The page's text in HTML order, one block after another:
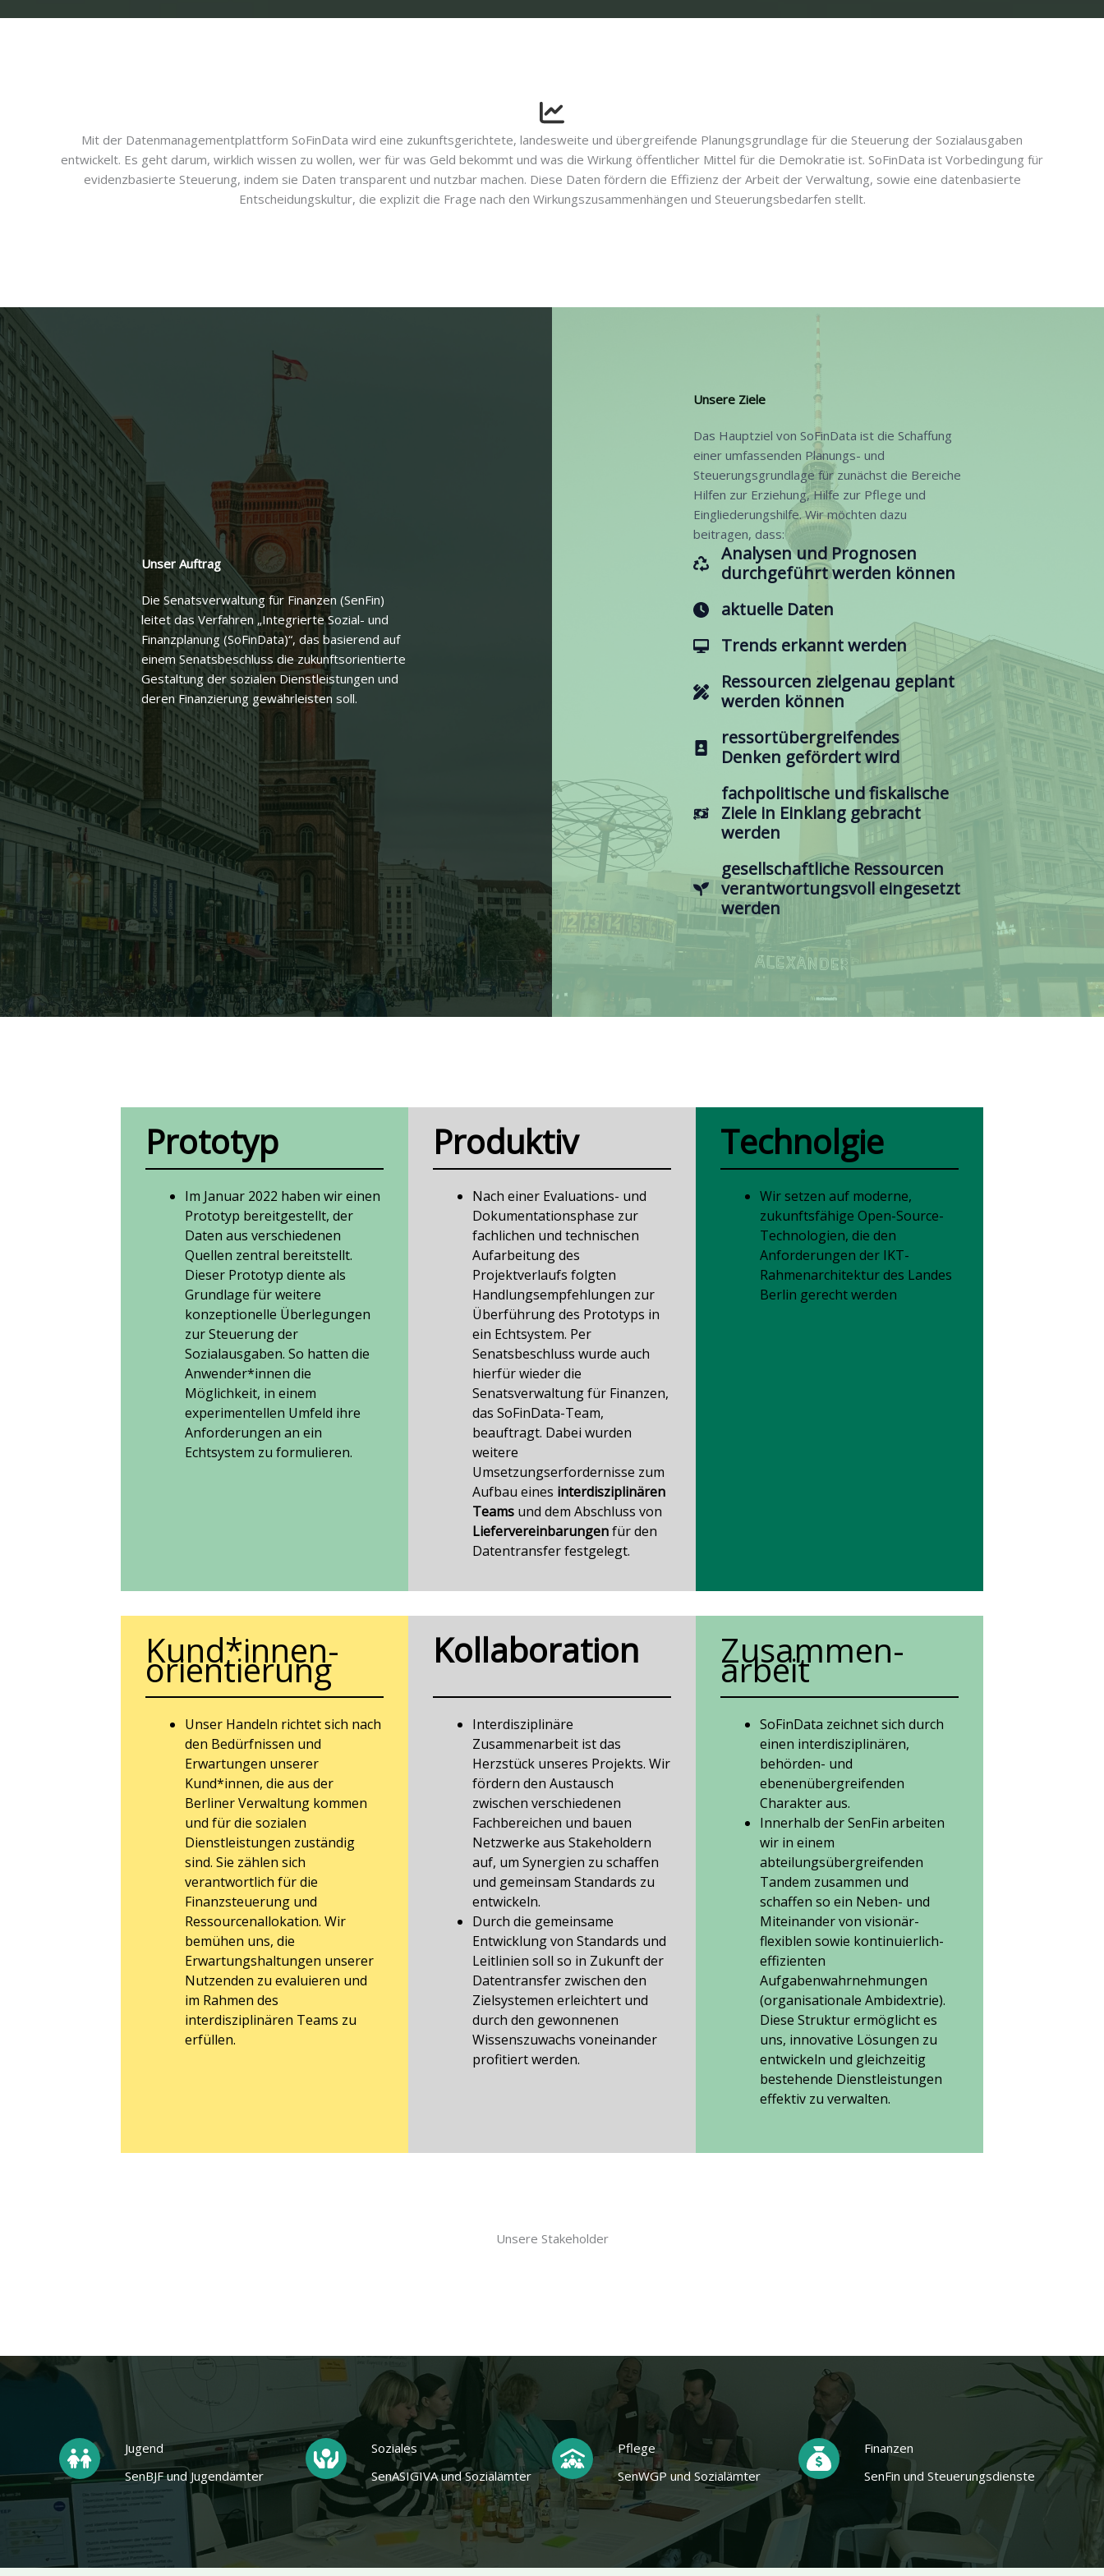
Mit der Datenmanagementplattform SoFinData wird eine zukunftsgerichtete, landesweite und übergreifende Planungsgrundlage für die Steuerung der Sozialausgaben
entwickelt. Es geht darum, wirklich wissen zu wollen, wer für was Geld bekommt und was die Wirkung öffentlicher Mittel für die Demokratie ist. SoFinData ist Vorbedingung für
evidenzbasierte Steuerung, indem sie Daten transparent und nutzbar machen. Diese Daten fördern die Effizienz der Arbeit der Verwaltung, sowie eine datenbasierte
Entscheidungskultur, die explizit die Frage nach den Wirkungszusammenhängen und Steuerungsbedarfen stellt.
Unser Auftrag
Die Senatsverwaltung für Finanzen (SenFin)
leitet das Verfahren „Integrierte Sozial- und
Finanzplanung (SoFinData)“, das basierend auf
einem Senatsbeschluss die zukunftsorientierte
Gestaltung der sozialen Dienstleistungen und
deren Finanzierung gewährleisten soll.
Unsere Ziele
Das Hauptziel von SoFinData ist die Schaffung
einer umfassenden Planungs- und
Steuerungsgrundlage für zunächst die Bereiche
Hilfen zur Erziehung, Hilfe zur Pflege und
Eingliederungshilfe. Wir möchten dazu
beitragen, dass:
Analysen und Prognosen
durchgeführt werden können
aktuelle Daten
Trends erkannt werden
Ressourcen zielgenau geplant
werden können
ressortübergreifendes
Denken gefördert wird
fachpolitische und fiskalische
Ziele in Einklang gebracht
werden
gesellschaftliche Ressourcen
verantwortungsvoll eingesetzt
werden
Prototyp
Im Januar 2022 haben wir einen
Prototyp bereitgestellt, der
Daten aus verschiedenen
Quellen zentral bereitstellt.
Dieser Prototyp diente als
Grundlage für weitere
konzeptionelle Überlegungen
zur Steuerung der
Sozialausgaben. So hatten die
Anwender*innen die
Möglichkeit, in einem
experimentellen Umfeld ihre
Anforderungen an ein
Echtsystem zu formulieren.
Produktiv
Nach einer Evaluations- und
Dokumentationsphase zur
fachlichen und technischen
Aufarbeitung des
Projektverlaufs folgten
Handlungsempfehlungen zur
Überführung des Prototyps in
ein Echtsystem. Per
Senatsbeschluss wurde auch
hierfür wieder die
Senatsverwaltung für Finanzen,
das SoFinData-Team,
beauftragt. Dabei wurden
weitere
Umsetzungserfordernisse zum
Aufbau eines interdisziplinären
Teams und dem Abschluss von
Liefervereinbarungenfür den
Datentransfer festgelegt.
Technolgie
Wir setzen auf moderne,
zukunftsfähige Open-Source-
Technologien, die den
Anforderungen der IKT-
Rahmenarchitektur des Landes
Berlin gerecht werden
Kund*innen-
orientierung
Unser Handeln richtet sich nach
den Bedürfnissen und
Erwartungen unserer
Kund*innen, die aus der
Berliner Verwaltung kommen
und für die sozialen
Dienstleistungen zuständig
sind. Sie zählen sich
verantwortlich für die
Finanzsteuerung und
Ressourcenallokation. Wir
bemühen uns, die
Erwartungshaltungen unserer
Nutzenden zu evaluieren und
im Rahmen des
interdisziplinären Teams zu
erfüllen.
Kollaboration
Interdisziplinäre
Zusammenarbeit ist das
Herzstück unseres Projekts. Wir
fördern den Austausch
zwischen verschiedenen
Fachbereichen und bauen
Netzwerke aus Stakeholdern
auf, um Synergien zu schaffen
und gemeinsam Standards zu
entwickeln.
Durch die gemeinsame
Entwicklung von Standards und
Leitlinien soll so in Zukunft der
Datentransfer zwischen den
Zielsystemen erleichtert und
durch den gewonnenen
Wissenszuwachs voneinander
profitiert werden.
Zusammen-
arbeit
SoFinData zeichnet sich durch
einen interdisziplinären,
behörden- und
ebenenübergreifenden
Charakter aus.
Innerhalb der SenFin arbeiten
wir in einem
abteilungsübergreifenden
Tandem zusammen und
schaffen so ein Neben- und
Miteinander von visionär-
flexiblen sowie kontinuierlich-
effizienten
Aufgabenwahrnehmungen
(organisationale Ambidextrie).
Diese Struktur ermöglicht es
uns, innovative Lösungen zu
entwickeln und gleichzeitig
bestehende Dienstleistungen
effektiv zu verwalten.
Unsere Stakeholder
Jugend
SenBJF und Jugendämter
Soziales
SenASIGIVA und Sozialämter
Pflege
SenWGP und Sozialämter
Finanzen
SenFin und Steuerungsdienste